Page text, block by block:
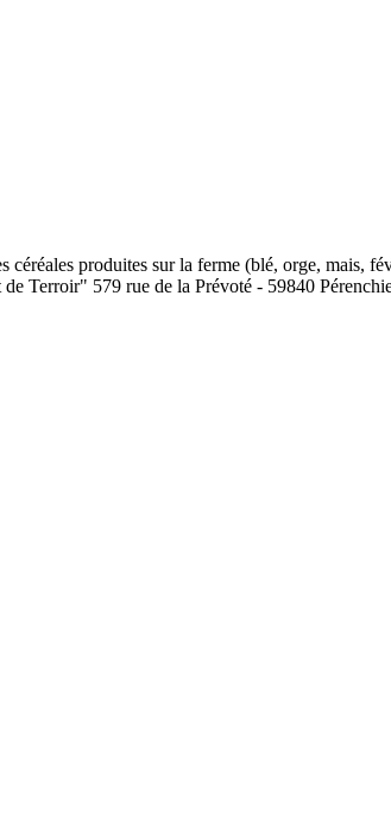
produites sur la ferme (blé, orge, mais,
Terroir" 579 rue de la Prévoté - 59840